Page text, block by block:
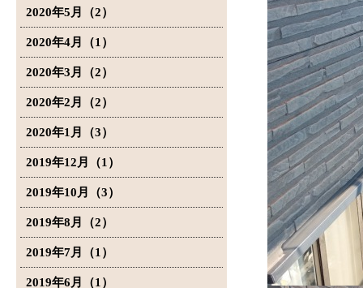
2020年5月（2）
2020年4月（1）
2020年3月（2）
2020年2月（2）
2020年1月（3）
2019年12月（1）
2019年10月（3）
2019年8月（2）
2019年7月（1）
2019年6月（1）